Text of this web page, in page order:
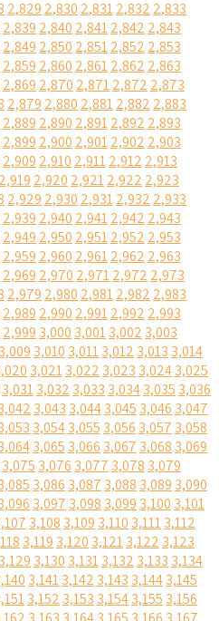
2,829 2,830 2,8312,832 2,833
2,839 2,840 2,8412,842 2,843
2,849 2,850 2,8512,852 2,853
2,859 2,860 2,8612,862 2,863
2,869 2,870 2,8712,872 2,873
2,879 2,880 2,8812,882 2,883
2,889 2,890 2,8912,892 2,893
2,899 2,900 2,9012,902 2,903
2,909 2,910 2,9112,912 2,913
2,919 2,920 2,9212,922 2,923
2,929 2,930 2,9312,932 2,933
2,939 2,940 2,9412,942 2,943
2,949 2,950 2,9512,952 2,953
2,959 2,960 2,9612,962 2,963
2,969 2,970 2,9712,972 2,973
2,979 2,980 2,9812,982 2,983
2,989 2,990 2,9912,992 2,993
2,999 3,000 3,0013,002 3,003
3,009 3,010 3,0113,012 3,013 3,014
3,0213,022 3,023 3,0243,025
3,0313,032 3,033 3,0343,035 3,036
3,043 3,0443,045 3,046 3,047
3,0543,055 3,056 3,057 3,058
3,065 3,066 3,067 3,068 3,069
3,075 3,076 3,077 3,078 3,079
3,086 3,087 3,088 3,089 3,090
3,097 3,098 3,099 3,100 3,101
3,108 3,109 3,110 3,1113,112
3,119 3,120 3,1213,122 3,123
3,129 3,130 3,1313,132 3,133 3,134
3,1413,142 3,143 3,1443,145
3,152 3,153 3,1543,155 3,156